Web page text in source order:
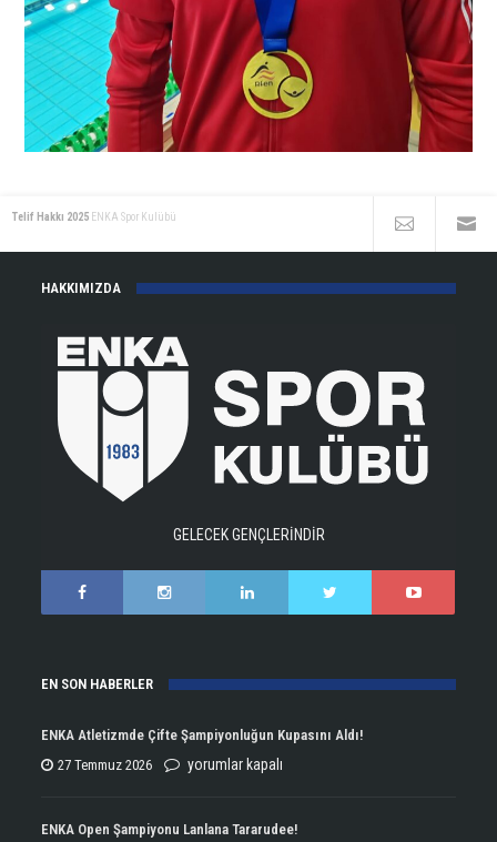
Telif Hakkı 2025 ENKA Spor Kulübü
HAKKIMIZDA
GELECEK GENÇLERİNDİR
EN SON HABERLER
ENKA Atletizmde Çifte Şampiyonluğun Kupasını Aldı!
27 Temmuz 2026
ENKA
Çifte
yorumlar kapalı
ENKA Open Şampiyonu Lanlana Tararudee!